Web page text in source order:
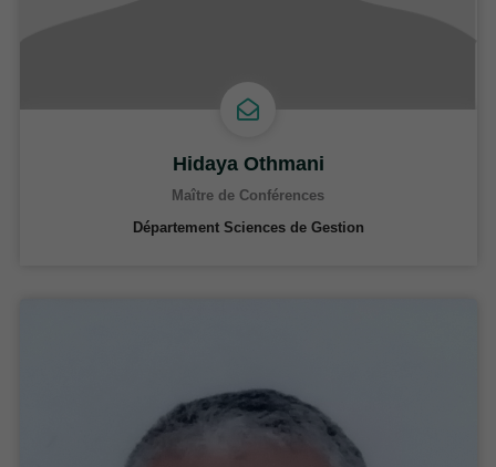
Hidaya Othmani
Maître de Conférences
Département Sciences de Gestion